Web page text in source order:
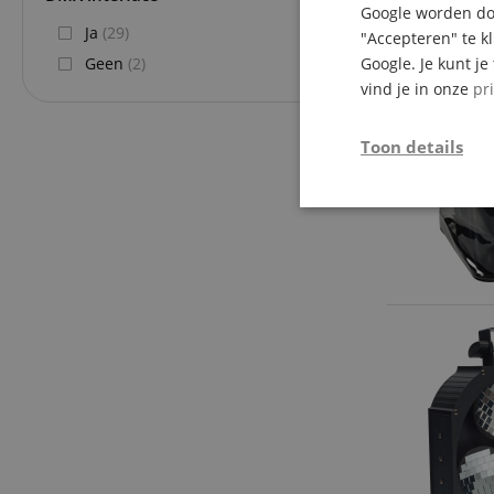
Ja (29)
Geen (2)
Google worden
"Accepteren" te
Google. Je kunt
vind je in onze
Toon details
Strikt
noodzakelijk
Strikt
Zonder strikt